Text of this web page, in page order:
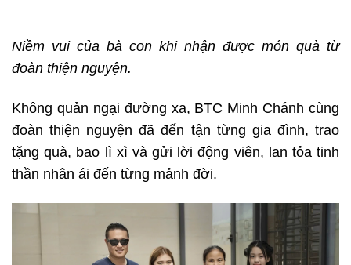
Niềm vui của bà con khi nhận được món quà từ
đoàn thiện nguyện.
Không quản ngại đường xa, BTC Minh Chánh cùng
đoàn thiện nguyện đã đến tận từng gia đình, trao
tặng quà, bao lì xì và gửi lời động viên, lan tỏa tinh
thần nhân ái đến từng mảnh đời.